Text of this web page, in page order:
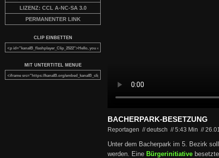
LIZENZ: CCL A-NC-SA 3.0
PERMANENTER LINK
CLIP EINBETTEN
MIT UNTERTITEL MENUE
BACHERPARK-BESETZUNG
Reportagen // deutsch //5:43 Min //
Unter dem Bacherpark im 5. Bezirk
werden. Eine Bürgerinitiative